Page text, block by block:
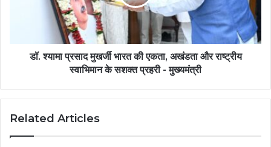
डॉ. श्यामा प्रसाद मुखर्जी भारत की एकता, अखंडता और राष्ट्रीय
स्वाभिमान के सशक्त प्रहरी - मुख्यमंत्री
Related Articles